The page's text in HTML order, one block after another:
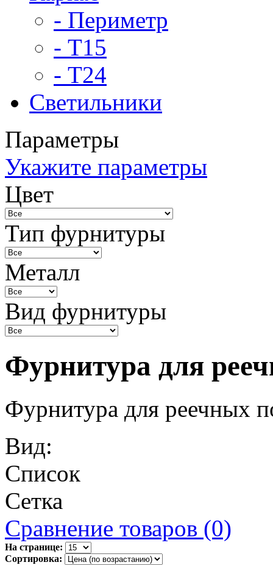
- Периметр
- Т15
- Т24
Светильники
Параметры
Укажите параметры
Цвет
Тип фурнитуры
Металл
Вид фурнитуры
Фурнитура для
Фурнитура для реечных
Вид:
Список
Сетка
Сравнение товаров (0)
На странице:
Сортировка: